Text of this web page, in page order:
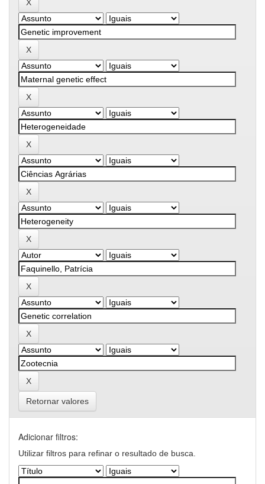
Retornar valores
Adicionar filtros:
Utilizar filtros para refinar o resultado de busca.